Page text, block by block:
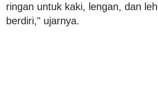
ringan untuk kaki, lengan, dan
berdiri," ujarnya.